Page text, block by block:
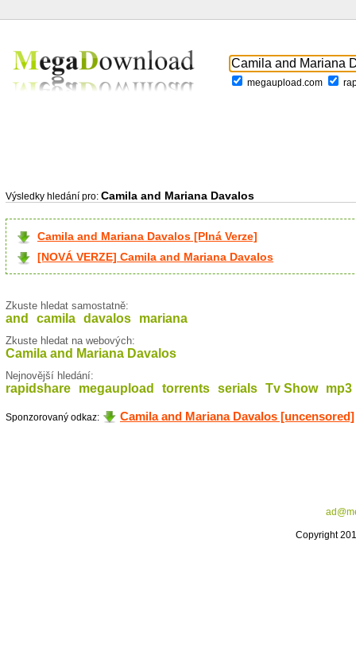
megaupload.com
Výsledky hledání pro: Camila and Mariana Davalos
Camila and Mariana Davalos [Plná Verze]
[NOVÁ VERZE] Camila and Mariana Davalos
Zkuste hledat samostatně:
and camila davalos mariana
Zkuste hledat na webových:
Camila and Mariana Davalos
Nejnovější hledání:
rapidshare megaupload torrents serials Tv Show mp3
Sponzorovaný odkaz: Camila and Mariana Davalos [uncensored]
Copyright